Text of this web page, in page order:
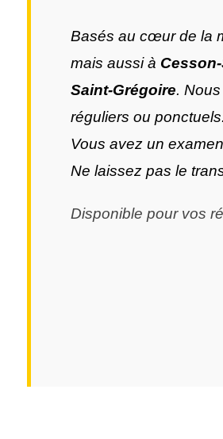
Basés au cœur de la
mais aussi à
Saint-Grégoire.
réguliers ou
Vous avez un
Ne laissez pas le
Disponible pour vos